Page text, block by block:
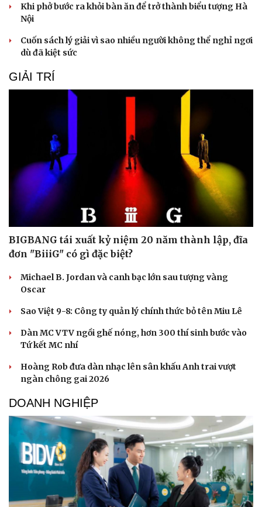
Khi phở bước ra khỏi bàn ăn để trở thành biểu tượng Hà
Nội
Cuốn sách lý giải vì sao nhiều người không thể nghỉ ngơi
dù đã kiệt sức
GIẢI TRÍ
BIGBANG tái xuất kỷ niệm 20 năm thành lập, đĩa
đơn "BiiiG" có gì đặc biệt?
Michael B. Jordan và canh bạc lớn sau tượng vàng
Oscar
Sao Việt 9-8: Công ty quản lý chính thức bỏ tên Miu Lê
Dàn MC VTV ngồi ghế nóng, hơn 300 thí sinh bước vào
Tứ kết MC nhí
Hoàng Rob đưa dàn nhạc lên sân khấu Anh trai vượt
ngàn chông gai 2026
DOANH NGHIỆP